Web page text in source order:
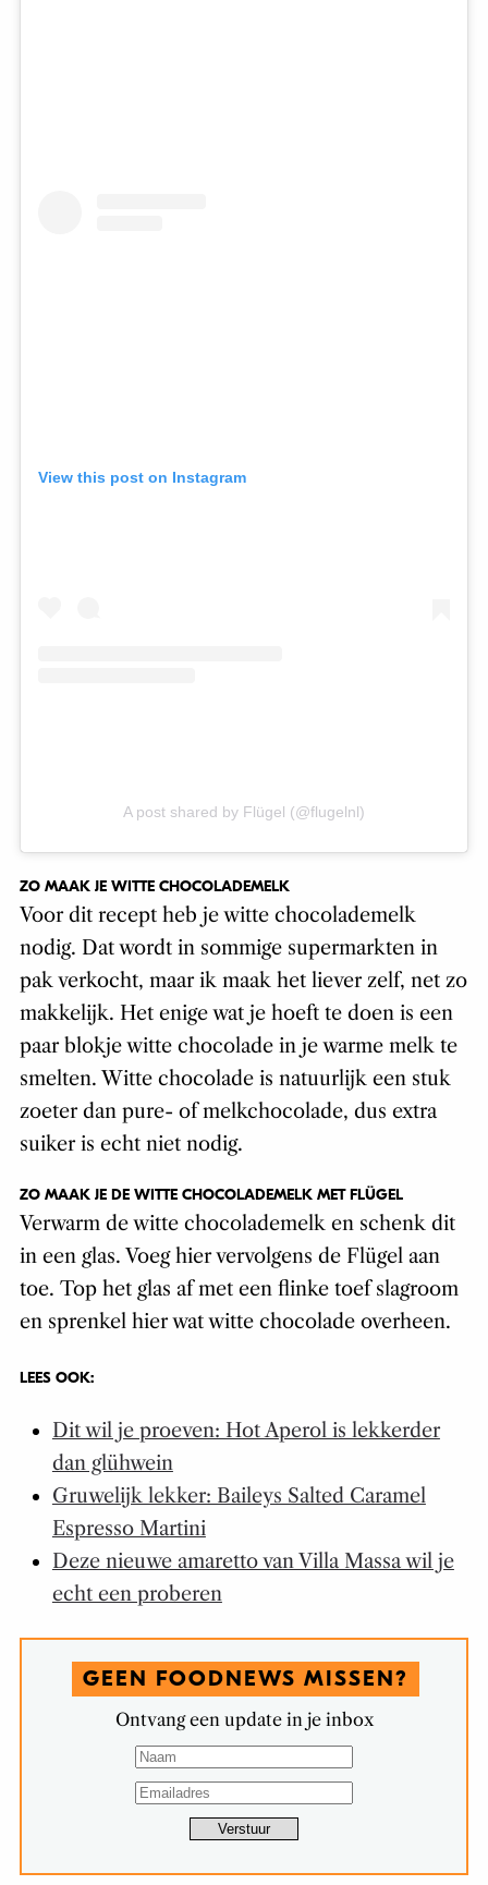
View this post on Instagram
A post shared by Flügel (@flugelnl)
ZO MAAK JE WITTE CHOCOLADEMELK
Voor dit recept heb je witte chocolademelk
nodig. Dat wordt in sommige supermarkten in
pak verkocht, maar ik maak het liever zelf, net zo
makkelijk. Het enige wat je hoeft te doen is een
paar blokje witte chocolade in je warme melk te
smelten. Witte chocolade is natuurlijk een stuk
zoeter dan pure- of melkchocolade, dus extra
suiker is echt niet nodig.
ZO MAAK JE DE WITTE CHOCOLADEMELK MET FLÜGEL
Verwarm de witte chocolademelk en schenk dit
in een glas. Voeg hier vervolgens de Flügel aan
toe. Top het glas af met een flinke toef slagroom
en sprenkel hier wat witte chocolade overheen.
LEES OOK:
Dit wil je proeven: Hot Aperol is lekkerder
dan glühwein
Gruwelijk lekker: Baileys Salted Caramel
Espresso Martini
Deze nieuwe amaretto van Villa Massa wil je
echt een proberen
GEEN FOODNEWS MISSEN?
Ontvang een update in je inbox